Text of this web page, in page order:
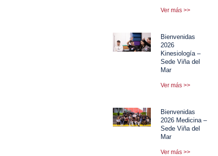
Ver más >>
Bienvenidas
2026
Kinesiología –
Sede Viña del
Mar
Ver más >>
Bienvenidas
2026 Medicina –
Sede Viña del
Mar
Ver más >>